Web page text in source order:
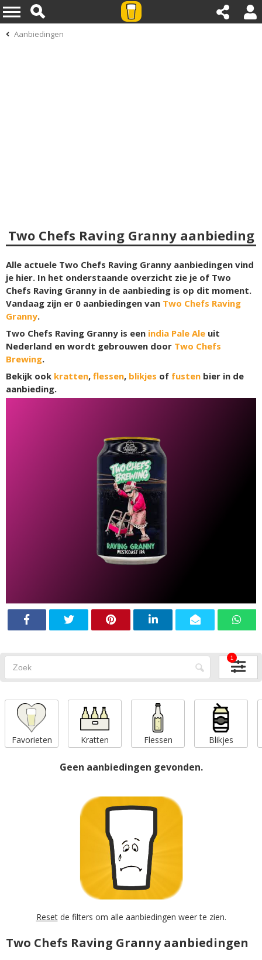
Aanbiedingen
Two Chefs Raving Granny aanbieding
Alle actuele Two Chefs Raving Granny aanbiedingen vind
je hier. In het onderstaande overzicht zie je of Two
Chefs Raving Granny in de aanbieding is op dit moment.
Vandaag zijn er 0 aanbiedingen van Two Chefs Raving
Granny.
Two Chefs Raving Granny is een india Pale Ale uit
Nederland en wordt gebrouwen door Two Chefs
Brewing.
Bekijk ook kratten, flessen, blikjes of fusten bier in de
aanbieding.
1
Favorieten Kratten Flessen Blikjes
Geen aanbiedingen gevonden.
Resetde filters om alle aanbiedingen weer te zien.
Two Chefs Raving Granny aanbiedingen